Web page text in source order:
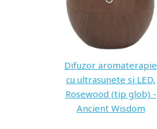
Difuzor aromaterapie
cu ultrasunete si LED,
Rosewood (tip glob) -
Ancient Wisdom